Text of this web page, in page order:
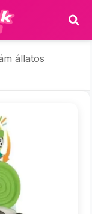
állatos